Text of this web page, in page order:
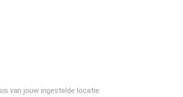
van jouw ingestelde locatie: